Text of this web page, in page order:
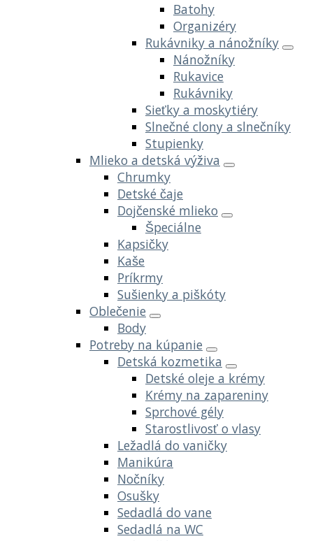
Batohy
Organizéry
Rukávniky a nánožníky
Nánožníky
Rukavice
Rukávniky
Sieťky a moskytiéry
Slnečné clony a slnečníky
Stupienky
Mlieko a detská výživa
Chrumky
Detské čaje
Dojčenské mlieko
Špeciálne
Kapsičky
Kaše
Príkrmy
Sušienky a piškóty
Oblečenie
Body
Potreby na kúpanie
Detská kozmetika
Detské oleje a krémy
Krémy na zapareniny
Sprchové gély
Starostlivosť o vlasy
Ležadlá do vaničky
Manikúra
Nočníky
Osušky
Sedadlá do vane
Sedadlá na WC